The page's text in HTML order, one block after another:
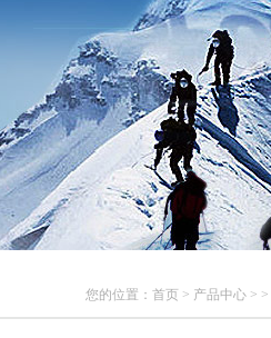
您的位置： 首页 > 产品中心 > >